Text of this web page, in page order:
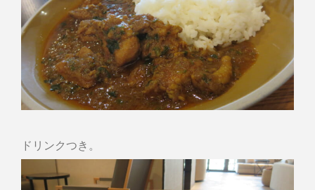
ドリンクつき。